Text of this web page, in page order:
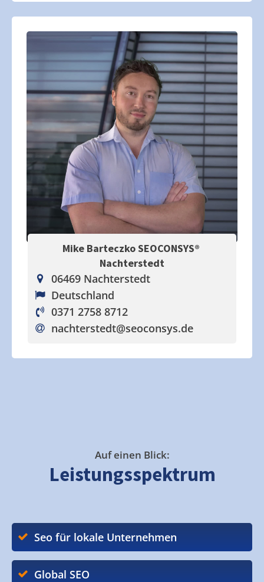
Mike Barteczko SEOCONSYS®
Nachterstedt
06469 Nachterstedt
Deutschland
0371 2758 8712
nachterstedt@seoconsys.de
Auf einen Blick:
Leistungsspektrum
Seo für lokale Unternehmen
Global SEO